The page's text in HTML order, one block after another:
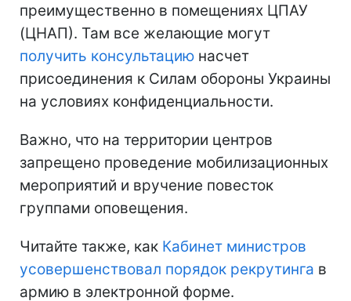
преимущественно в помещениях ЦПАУ
(ЦНАП). Там все желающие могут
получить консультацию насчет
присоединения к Силам обороны Украины
на условиях конфиденциальности.
Важно, что на территории центров
запрещено проведение мобилизационных
мероприятий и вручение повесток
группами оповещения.
Читайте также, как Кабинет министров
усовершенствовал порядок рекрутинга в
армию в электронной форме.